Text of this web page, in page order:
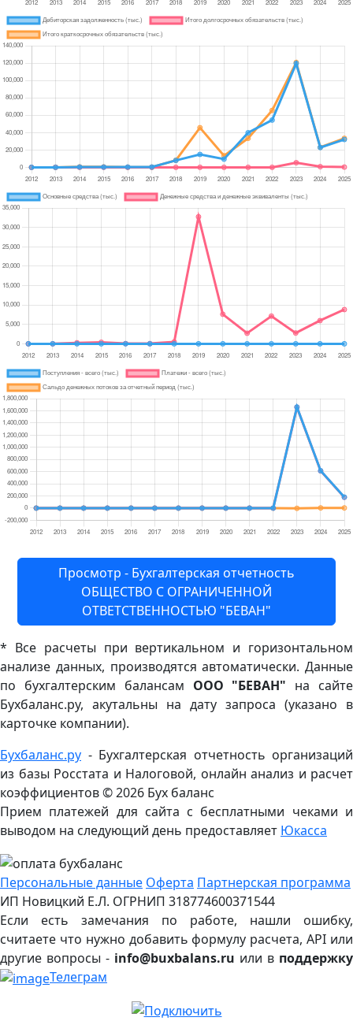
Просмотр - Бухгалтерская отчетность
ОБЩЕСТВО С ОГРАНИЧЕННОЙ
ОТВЕТСТВЕННОСТЬЮ "БЕВАН"
* Все расчеты при вертикальном и горизонтальном
анализе данных, производятся автоматически. Данные
по бухгалтерским балансам ООО "БЕВАН" на сайте
Бухбаланс.ру, акутальны на дату запроса (указано в
карточке компании).
Бухбаланс.ру - Бухгалтерская отчетность организаций
из базы Росстата и Налоговой, онлайн анализ и расчет
коэффициентов ©2026 Бух баланс
Прием платежей для сайта с бесплатными чеками и
выводом на следующий день предоставляет Юкасса
Персональные данные Оферта Партнерская программа
ИП Новицкий Е.Л. ОГРНИП 318774600371544
Если есть замечания по работе, нашли ошибку,
считаете что нужно добавить формулу расчета, API или
другие вопросы - info@buxbalans.ru или в поддержку
Телеграм